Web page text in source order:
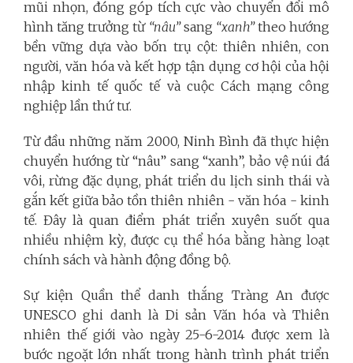
mũi nhọn, đóng góp tích cực vào chuyển đổi mô
hình tăng trưởng từ “nâu”sang “xanh”theo hướng
bền vững dựa vào bốn trụ cột: thiên nhiên, con
người, văn hóa và kết hợp tận dụng cơ hội của hội
nhập kinh tế quốc tế và cuộc Cách mạng công
nghiệp lần thứ tư.
Từ đầu những năm 2000, Ninh Bình đã thực hiện
chuyển hướng từ “nâu” sang “xanh”, bảo vệ núi đá
vôi, rừng đặc dụng, phát triển du lịch sinh thái và
gắn kết giữa bảo tồn thiên nhiên - văn hóa - kinh
tế. Đây là quan điểm phát triển xuyên suốt qua
nhiều nhiệm kỳ, được cụ thể hóa bằng hàng loạt
chính sách và hành động đồng bộ.
Sự kiện Quần thể danh thắng Tràng An được
UNESCO ghi danh là Di sản Văn hóa và Thiên
nhiên thế giới vào ngày 25-6-2014 được xem là
bước ngoặt lớn nhất trong hành trình phát triển